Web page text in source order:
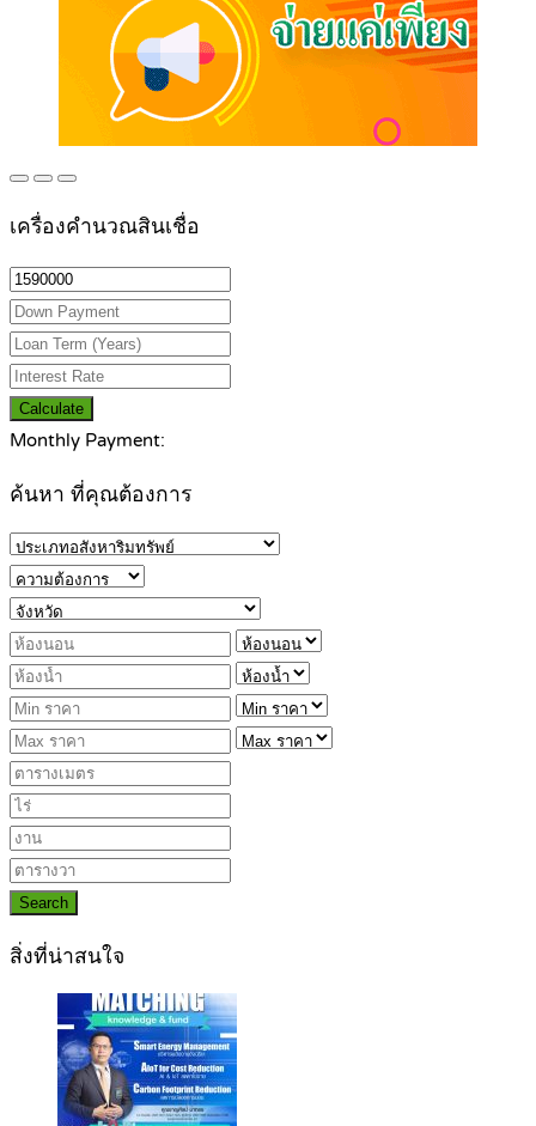
เครื่องคำนวณสินเชื่อ
Calculate
Monthly Payment:
ค้นหา ที่คุณต้องการ
Search
สิ่งที่น่าสนใจ